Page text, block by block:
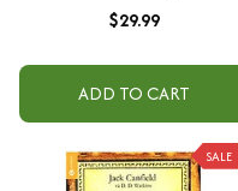
$29.99
ADD TO CART
SALE